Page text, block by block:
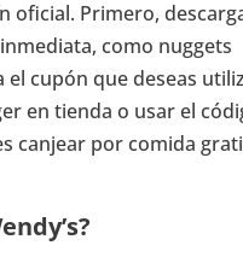
oficial. Primero,
como nuggets
el cupón que deseas
en tienda o usar el
canjear por comida